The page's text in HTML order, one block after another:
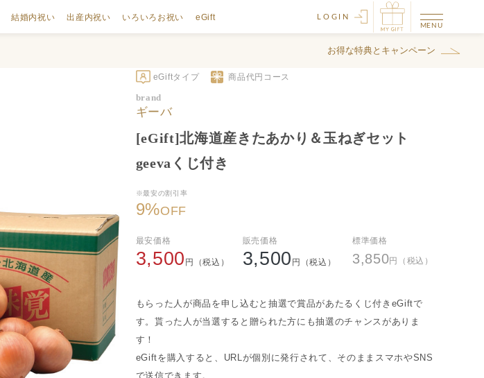
結婚内祝い 出産内祝い いろいろお祝い eGift LOGIN
お得な特典とキャンペーン
eGiftタイプ 商品代 円コース
brand
ギーバ
[eGift]北海道産きたあかり＆玉ねぎセット
geevaくじ付き
※最安の割引率
9%OFF
最安価格
3,500 円（税込）
販売価格
3,500 円（税込）
標準価格
3,850円（税込）
もらった人が商品を申し込むと抽選で賞品があたるくじ付きeGiftで
す。貰った人が当選すると贈られた方にも抽選のチャンスがありま
す！
eGiftを購入すると、URLが個別に発行されて、そのままスマホやSNS
で送信できます。